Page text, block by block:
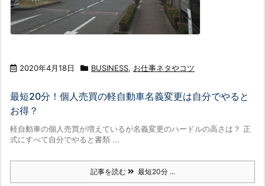
2020年4月18日 BUSINESS, お仕事ネタやコツ
最短20分！個人売買の軽自動車名義変更は自分でやると
お得？
軽自動車の個人売買が増えているが名義変更のハードルの高さは？ 正
式にすべて自分でやると書類 ...
記事を読む 最短20分 ...